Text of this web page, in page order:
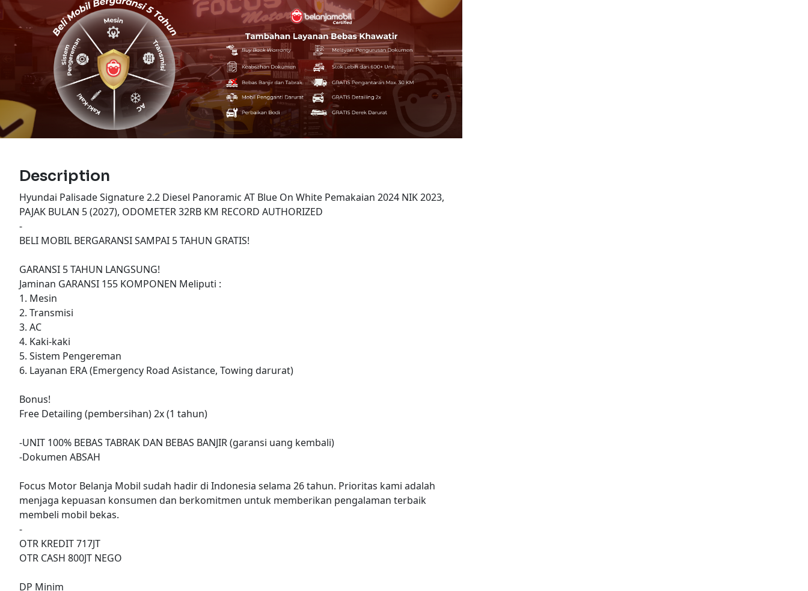
Description
Hyundai Palisade Signature 2.2 Diesel Panoramic AT Blue On White Pemakaian 2024 NIK 2023,
PAJAK BULAN 5 (2027), ODOMETER 32RB KM RECORD AUTHORIZED
-
BELI MOBIL BERGARANSI SAMPAI 5 TAHUN GRATIS!
GARANSI 5 TAHUN LANGSUNG!
Jaminan GARANSI 155 KOMPONEN Meliputi :
1. Mesin
2. Transmisi
3. AC
4. Kaki-kaki
5. Sistem Pengereman
6. Layanan ERA (Emergency Road Asistance, Towing darurat)
Bonus!
Free Detailing (pembersihan) 2x (1 tahun)
-UNIT 100% BEBAS TABRAK DAN BEBAS BANJIR (garansi uang kembali)
-Dokumen ABSAH
Focus Motor Belanja Mobil sudah hadir di Indonesia selama 26 tahun. Prioritas kami adalah
menjaga kepuasan konsumen dan berkomitmen untuk memberikan pengalaman terbaik
membeli mobil bekas.
-
OTR KREDIT 717JT
OTR CASH 800JT NEGO
DP Minim